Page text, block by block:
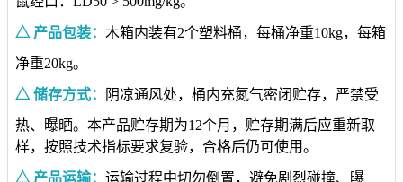
△ 产品包装： 木箱内装有2个塑料桶，每桶净重10kg，每箱
净重20kg。
△ 储存方式：
阴凉通风处，桶内充氮气密闭贮存，严禁受
热、曝晒。本产品贮存期为12个月，贮存期满后应重新取
样，按照技术指标要求复验，合格后仍可使用。
△ 产品运输： 运输过程中切勿倒置，避免剧烈碰撞、曝